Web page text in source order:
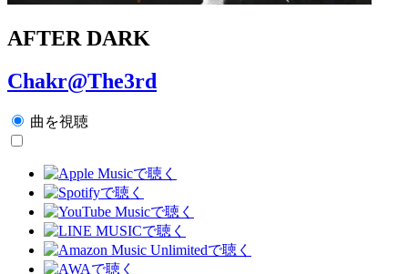
AFTER DARK
Chakr@The3rd
曲を視聴